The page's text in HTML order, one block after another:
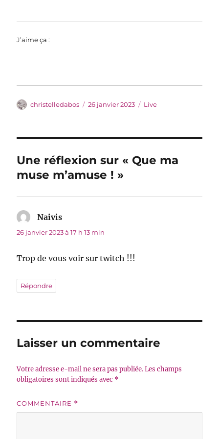
J’aime ça :
Auteur
christelledabos
Publié
26 janvier 2023 Catégories
Live
Une réflexion sur « Que ma
muse m’amuse ! »
Naivis
26 janvier 2023 à 17 h 13 min
Trop de vous voir sur twitch !!!
Répondre
Laisser un commentaire
Votre adresse e-mail ne sera pas publiée. Les champs
obligatoires sont indiqués avec *
COMMENTAIRE *